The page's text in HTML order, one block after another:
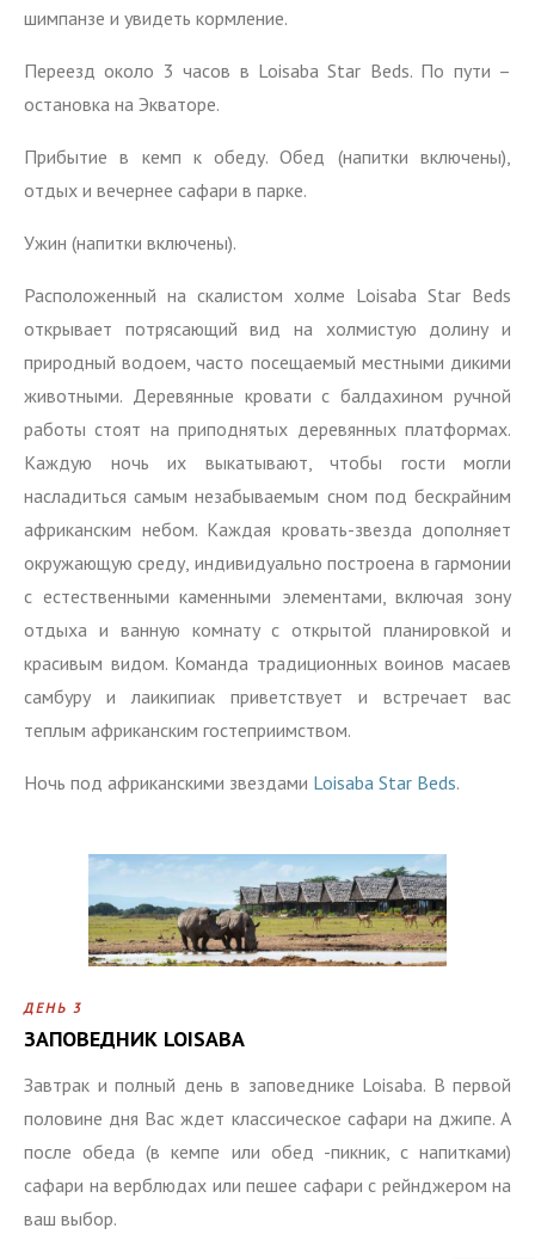
шимпанзе и увидеть кормление.
Переезд около 3 часов в Loisaba Star Beds. По пути –
остановка на Экваторе.
Прибытие в кемп к обеду. Обед (напитки включены),
отдых и вечернее сафари в парке.
Ужин (напитки включены).
Расположенный на скалистом холме Loisaba Star Beds
открывает потрясающий вид на холмистую долину и
природный водоем, часто посещаемый местными дикими
животными. Деревянные кровати с балдахином ручной
работы стоят на приподнятых деревянных платформах.
Каждую ночь их выкатывают, чтобы гости могли
насладиться самым незабываемым сном под бескрайним
африканским небом. Каждая кровать-звезда дополняет
окружающую среду, индивидуально построена в гармонии
с естественными каменными элементами, включая зону
отдыха и ванную комнату с открытой планировкой и
красивым видом. Команда традиционных воинов масаев
самбуру и лаикипиак приветствует и встречает вас
теплым африканским гостеприимством.
Ночь под африканскими звездами Loisaba Star Beds.
ДЕНЬ 3
ЗАПОВЕДНИК LOISABA
Завтрак и полный день в заповеднике Loisaba. В первой
половине дня Вас ждет классическое сафари на джипе. А
после обеда (в кемпе или обед -пикник, с напитками)
сафари на верблюдах или пешее сафари с рейнджером на
ваш выбор.